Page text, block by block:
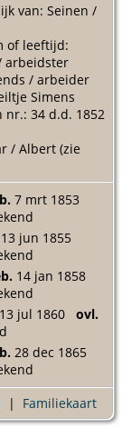
van: Seinen /
of leeftijd:
arbeidster
/ arbeider
Simens
nr.: 34 d.d. 1852
/ Albert (zie
7 mrt 1853
13 jun 1855
14 jan 1858
13 jul 1860 ovl.
28 dec 1865
| Familiekaart